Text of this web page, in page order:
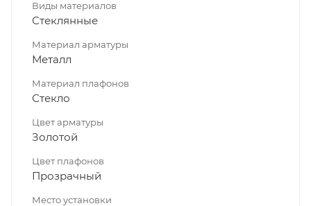
Виды материалов
Стеклянные
Материал арматуры
Металл
Материал плафонов
Стекло
Цвет арматуры
Золотой
Цвет плафонов
Прозрачный
Место установки